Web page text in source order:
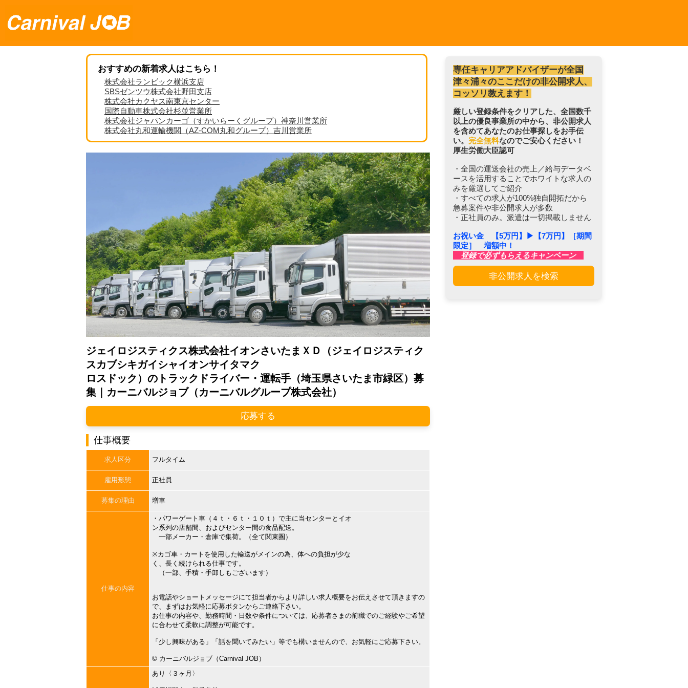
おすすめの新着求人はこちら！
株式会社ランビック横浜支店
SBSゼンツウ株式会社野田支店
株式会社カクヤス南東京センター
国際自動車株式会社杉並営業所
株式会社ジャパンカーゴ（すかいらーくグループ）神奈川営業所
株式会社丸和運輸機関（AZ-COM丸和グループ）吉川営業所
ジェイロジスティクス株式会社イオンさいたまＸＤ（ジェイロジスティク
スカブシキガイシャイオンサイタマク
ロスドック）のトラックドライバー・運転手（埼玉県さいたま市緑区）募
集｜カーニバルジョブ（カーニバルグループ株式会社）
応募する
仕事概要
求人区分 フルタイム
雇用形態 正社員
募集の理由 増車
仕事の内容
・パワーゲート車（４ｔ・６ｔ・１０ｔ）で主に当センターとイオ
ン系列の店舗間、およびセンター間の食品配送。
一部メーカー・倉庫で集荷。（全て関東圏）
※カゴ車・カートを使用した輸送がメインの為、体への負担が少な
く、長く続けられる仕事です。
（一部、手積・手卸しもございます）
お電話やショートメッセージにて担当者からより詳しい求人概要をお伝えさせて頂きますの
で、まずはお気軽に応募ボタンからご連絡下さい。
お仕事の内容や、勤務時間・日数や条件については、応募者さまの前職でのご経験やご希望
に合わせて柔軟に調整が可能です。
「少し興味がある」「話を聞いてみたい」等でも構いませんので、お気軽にご応募下さい。
©︎ カーニバルジョブ（Carnival JOB）
あり〈３ヶ月〉
専任キャリアアドバイザーが全国
津々浦々のここだけの非公開求人、
コッソリ教えます！
厳しい登録条件をクリアした、全国数千
以上の優良事業所の中から、非公開求人
を含めてあなたのお仕事探しをお手伝
い。 完全無料なのでご安心ください！
厚生労働大臣認可
・全国の運送会社の売上／給与データベ
ースを活用することでホワイトな求人の
みを厳選してご紹介
・すべての求人が100%独自開拓だから
急募案件や非公開求人が多数
・正社員のみ。派遣は一切掲載しません
お祝い金 【5万円】▶︎【7万円】［期間
限定］ 増額中！
登録で必ずもらえるキャンペーン
非公開求人を検索